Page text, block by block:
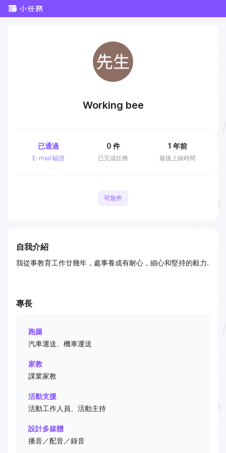
Working bee
E-mail 驗證
已通過
已完成任務
0 件
最後上線時間
1 年前
可急件
自我介紹
我從事教育工作廿幾年，處事養成有耐心，細心和堅持的毅力.
專長
跑腿
汽車運送、機車運送
家教
課業家教
活動支援
活動工作人員、活動主持
設計多媒體
播音／配音／錄音